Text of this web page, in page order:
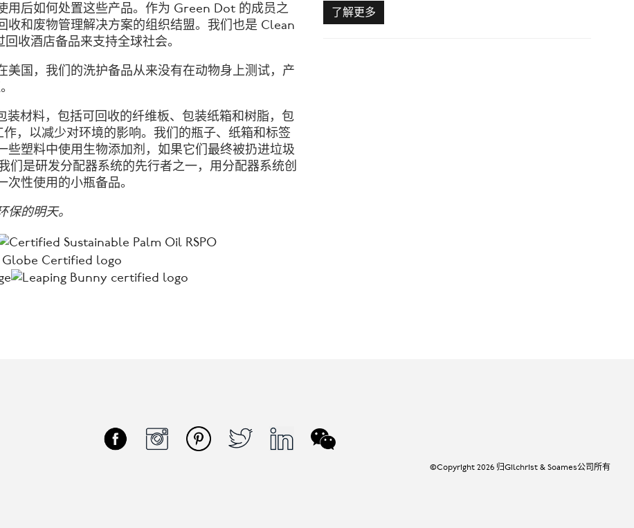
用后如何处置这些产品。作为 Green Dot 的成员之
和废物管理解决方案的组织结盟。我们也是 Clean
收酒店备品来支持全球社会。
美国，我们的洗护备品从来没有在动物身上测试，产
材料，包括可回收的纤维板、包装纸箱和树脂，包
，以减少对环境的影响。 我们的瓶子、纸箱和标签
塑料中使用生物添加剂，如果它们最终被扔进垃圾
们是研发分配器系统的先行者之一，用分配器系统创
性使用的小瓶备品。
的明天。
了解更多
©Copyright 2026 归Gilchrist & Soames公司所有